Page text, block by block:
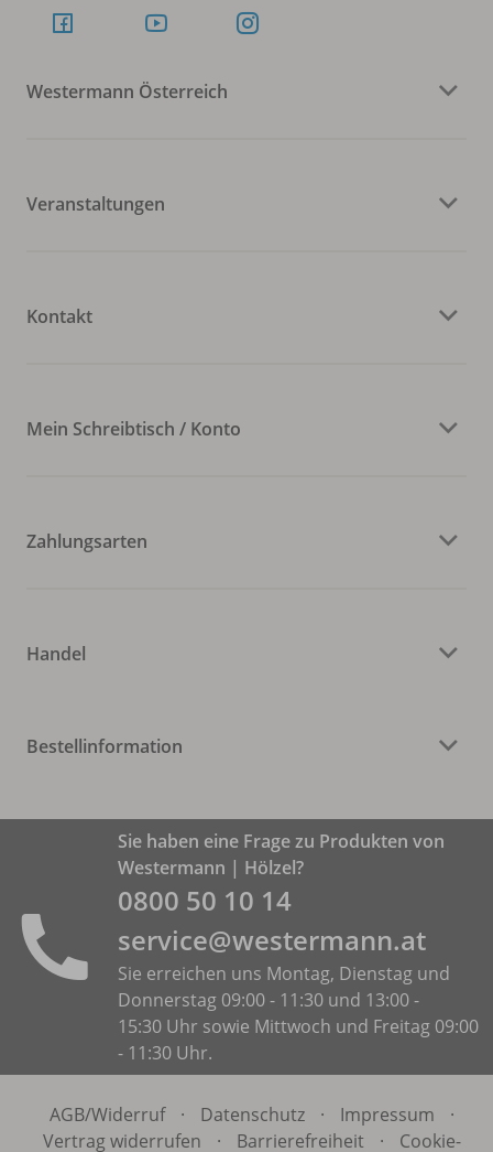
Westermann Österreich
Veranstaltungen
Kontakt
Mein Schreibtisch / Konto
Zahlungsarten
Handel
Bestellinformation
Sie haben eine Frage zu Produkten von
Westermann | Hölzel?
0800 50 10 14
service@westermann.at
Sie erreichen uns Montag, Dienstag und
Donnerstag 09:00 - 11:30 und 13:00 -
15:30 Uhr sowie Mittwoch und Freitag 09:00
- 11:30 Uhr.
AGB/Widerruf · Datenschutz · Impressum
·
Vertrag widerrufen
· Barrierefreiheit · Cookie-